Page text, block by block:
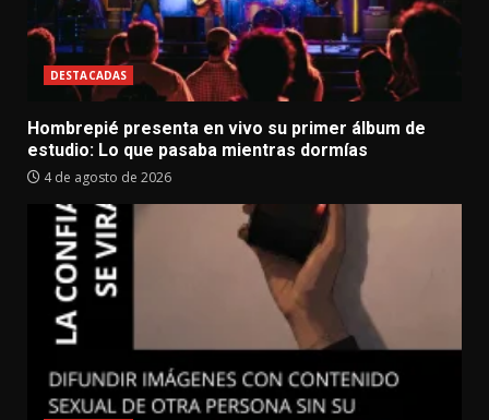
DESTACADAS
Hombrepié presenta en vivo su primer álbum de
estudio: Lo que pasaba mientras dormías
4 de agosto de 2026